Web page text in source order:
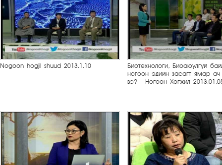
Nogoon hogjil shuud 2013.1.10
Биотехнологи, Биоаюулгүй
ногоон эдийн засагт ямар ач
вэ? - Ногоон Хөгжил